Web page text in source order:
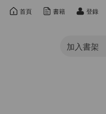
目錄
首頁 書籍 登錄